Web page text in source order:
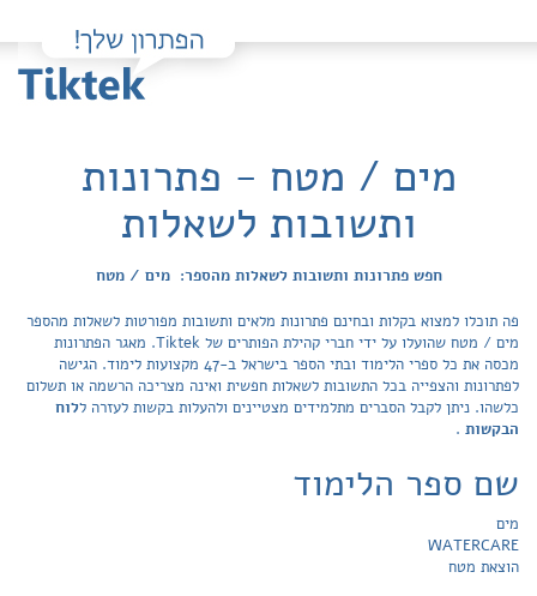
מים / מטח - פתרונות
ותשובות לשאלות
חפש פתרונות ותשובות לשאלות מהספר: מים / מטח
פה תוכלו למצוא בקלות ובחינם פתרונות מלאים ותשובות מפורטות לשאלות מהספר
מים / מטח שהועלו על ידי חברי קהילת הפותרים של Tiktek. מאגר הפתרונות
מכסה את כל ספרי הלימוד ובתי הספר בישראל ב-47 מקצועות לימוד. הגישה
לפתרונות והצפייה בכל התשובות לשאלות חפשית ואינה מצריכה הרשמה או תשלום
כלשהו. ניתן לקבל הסברים מתלמידים מצטיינים ולהעלות בקשות לעזרה ללוח
הבקשות .
שם ספר הלימוד
מים
WATERCARE
הוצאת מטח